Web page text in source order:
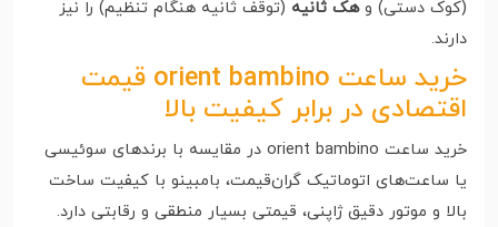
(کوک دستی) وهک ثانیه (توقف ثانیه هنگام تنظیم) را نیز
دارند.
خرید ساعت orient bambino قیمت
اقتصادی در برابر کیفیت بالا
خرید ساعت orient bambino در مقایسه با برندهای سوئیسی
یا ساعت‌های اتوماتیک گران‌قیمت، بامبینو با کیفیت ساخت
بالا و موتور دقیق ژاپنی، قیمتی بسیار منطقی و رقابتی دارد.